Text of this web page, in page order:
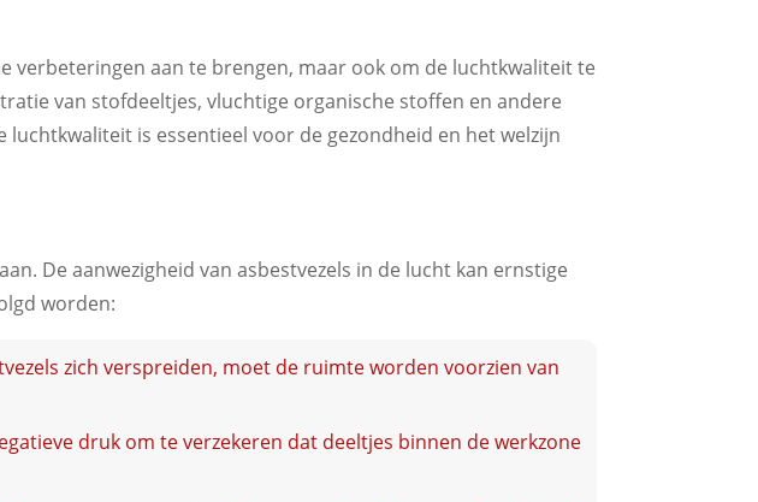
verbeteringen aan te brengen, maar ook om de luchtkwaliteit te
van stofdeeltjes, vluchtige organische stoffen en andere
is essentieel voor de gezondheid en het welzijn
De aanwezigheid van asbestvezels in de lucht kan ernstige
worden:
zich verspreiden, moet de ruimte worden voorzien van
druk om te verzekeren dat deeltjes binnen de werkzone